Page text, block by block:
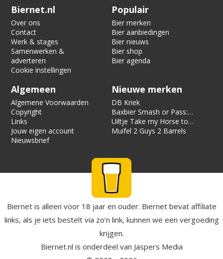
Verification code:
Biernet.nl
Over ons
Contact
Werk & stages
Samenwerken &
adverteren
Cookie instellingen
Populair
Bier merken
Bier aanbiedingen
Bier nieuws
Bier shop
Bier agenda
Algemeen
Algemene Voorwaarden
Copyright
Links
Jouw eigen account
Nieuwsbrief
Nieuwe merken
DB Kriek
Baxbier Smash or Pass:
Strata
Uiltje Take my Horse to
the Hotel Room
Muifel 2 Guys 2 Barrels
Biernet is alleen voor 18 jaar en ouder. Biernet bevat affiliate
links, als je iets bestelt via zo’n link, kunnen we een vergoeding
krijgen.
Biernet.nl is onderdeel van Jaspers Media